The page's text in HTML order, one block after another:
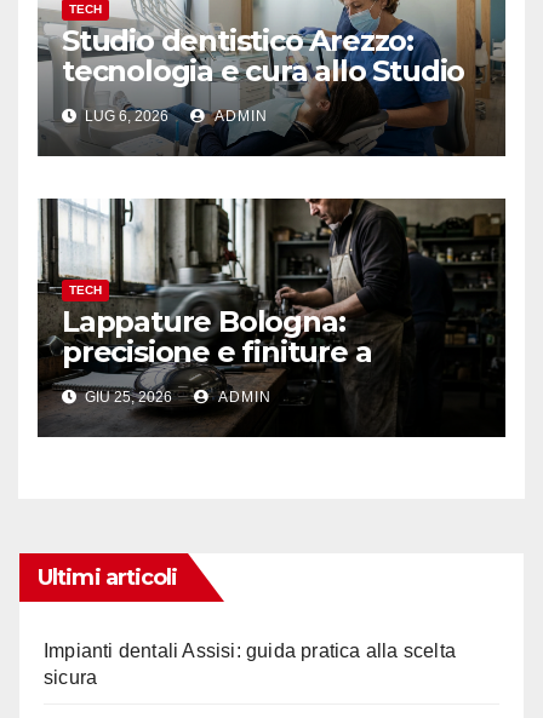
TECH
Studio dentistico Arezzo:
tecnologia e cura allo Studio
Marziali
LUG 6, 2026 ADMIN
TECH
Lappature Bologna:
precisione e finiture a
specchio con Samec
GIU 25, 2026 ADMIN
Ultimi articoli
Impianti dentali Assisi: guida pratica alla scelta
sicura